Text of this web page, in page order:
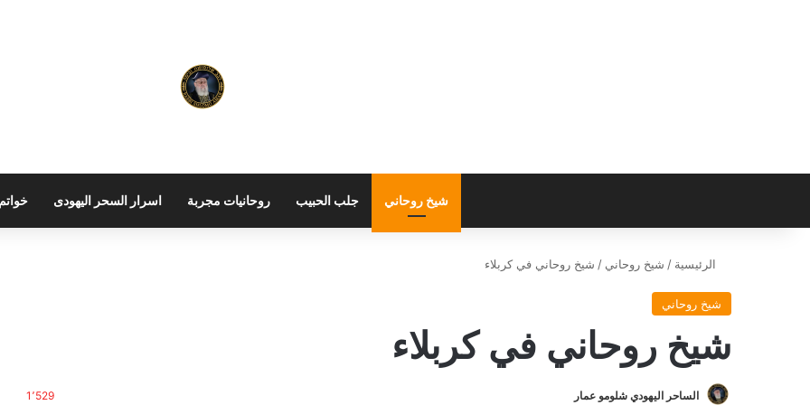
شيخ روحاني جلب الحبيب روحانيات مجربة اسرار السحر اليهودى
الرئيسية / شيخ روحاني / شيخ روحاني في كربلاء
شيخ روحاني
شيخ روحاني في كربلاء
الساحر اليهودي شلومو عمار 1٬529